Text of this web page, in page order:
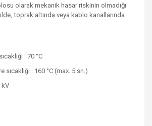
olarak mekanik hasar riskinin olmadığı
toprak altında veya kablo kanallarında
: 70 °C
sıcaklığı : 160 °C (max. 5 sn.)
kV